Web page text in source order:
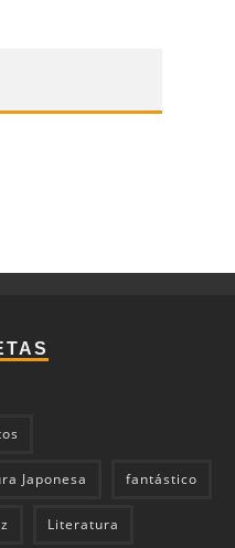
Japonesa fantástico
Literatura